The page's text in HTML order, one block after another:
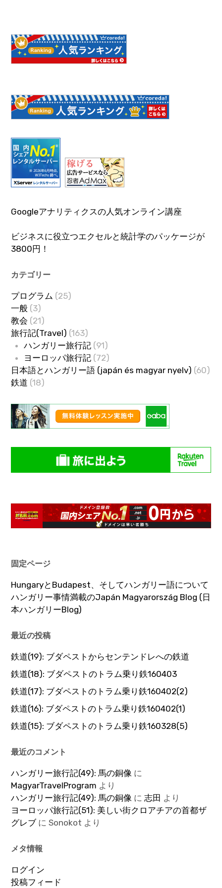
Googleアナリティクスの人気オンライン講座
ビジネスに役立つエクセルと統計学のパッケージが
3800円！
カテゴリー
プログラム (25)
一般 (3)
教会 (21)
旅行記(Travel) (163)
ハンガリー旅行記(91)
ヨーロッパ旅行記(72)
日本語とハンガリー語 (japán és magyar nyelv) (60)
鉄道 (18)
固定ページ
HungaryとBudapest、そしてハンガリー語について
ハンガリー事情満載のJapán Magyarország Blog (日
本ハンガリーBlog)
最近の投稿
鉄道(19): ブダペストからセンテンドレへの鉄道
鉄道(18): ブダペストのトラム乗り鉄160403
鉄道(17): ブダペストのトラム乗り鉄160402(2)
鉄道(16): ブダペストのトラム乗り鉄160402(1)
鉄道(15): ブダペストのトラム乗り鉄160328(5)
最近のコメント
ハンガリー旅行記(49): 馬の銅像 に
MagyarTravelProgram より
ハンガリー旅行記(49): 馬の銅像 に志田 より
ヨーロッパ旅行記(51): 美しい街クロアチアの首都ザ
グレブにSonokot より
メタ情報
ログイン
投稿フィード